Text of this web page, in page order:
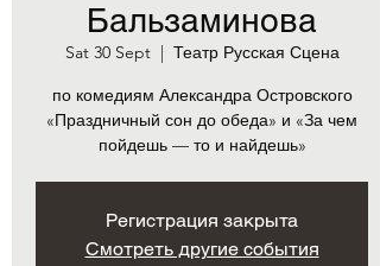
Бальзаминова
Sat 30 Sept
  |
Театр Русская Сцена
по комедиям Александра Островского
«Праздничный сон до обеда» и «За чем
пойдешь — то и найдешь»
Регистрация закрыта
Смотреть другие события